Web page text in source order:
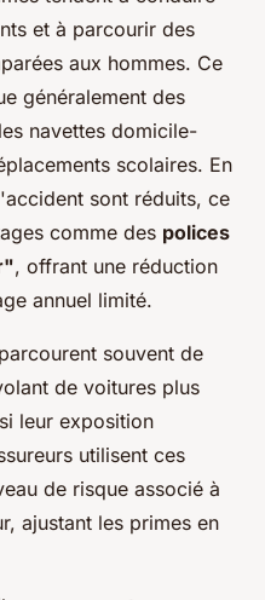
et à parcourir des
aux hommes. Ce
généralement des
navettes domicile-
scolaires. En
sont réduits, ce
comme des polices
, offrant une réduction
annuel limité.
souvent de
de voitures plus
leur exposition
utilisent ces
de risque associé à
ajustant les primes en